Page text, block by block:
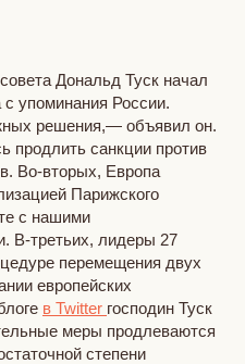
Дональд Туск начал
упоминания России.
решения,— объявил он.
санкции против
Во-вторых, Европа
Парижского
с нашими
В-третьих, лидеры 27
перемещения двух
европейских
в Twitter господин Туск
меры продлеваются
степени